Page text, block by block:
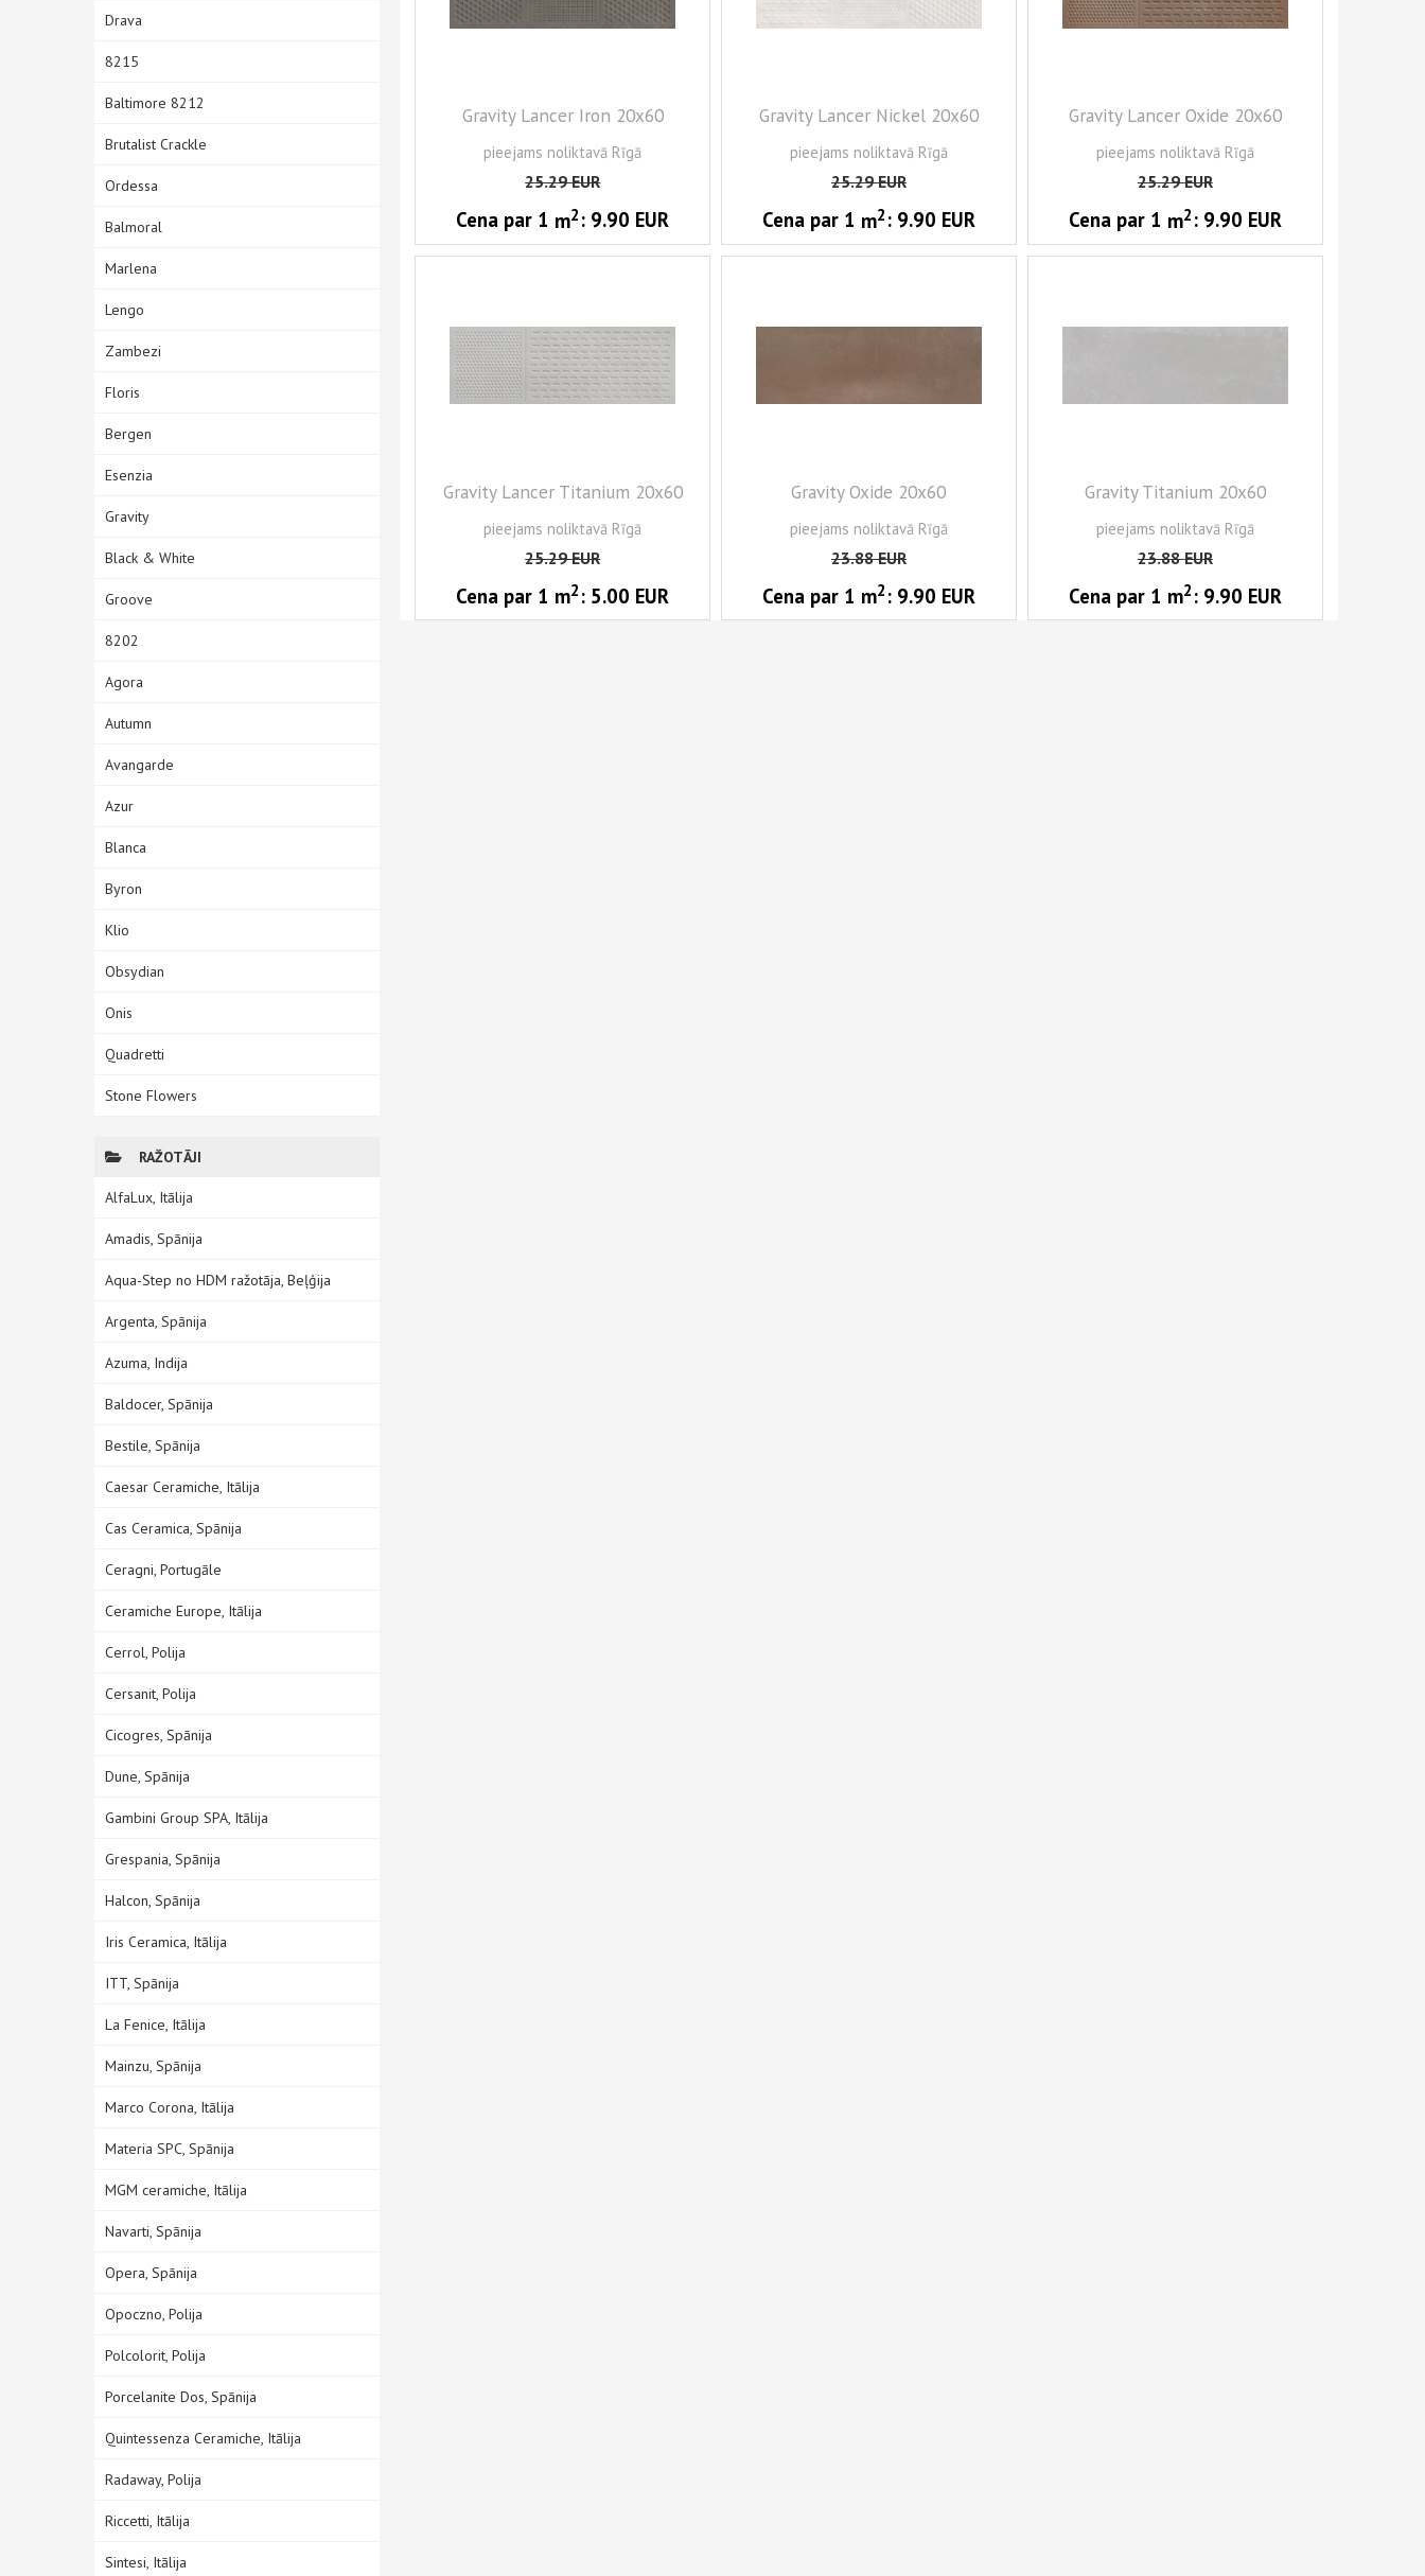
Drava
8215
Baltimore 8212
Brutalist Crackle
Ordessa
Balmoral
Marlena
Lengo
Zambezi
Floris
Bergen
Esenzia
Gravity
Black & White
Groove
8202
Agora
Autumn
Avangarde
Azur
Blanca
Byron
Klio
Obsydian
Onis
Quadretti
Stone Flowers
RAŽOTĀJI
AlfaLux, Itālija
Amadis, Spānija
Aqua-Step no HDM ražotāja, Beļģija
Argenta, Spānija
Azuma, Indija
Baldocer, Spānija
Bestile, Spānija
Caesar Ceramiche, Itālija
Cas Ceramica, Spānija
Ceragni, Portugāle
Ceramiche Europe, Itālija
Cerrol, Polija
Cersanit, Polija
Cicogres, Spānija
Dune, Spānija
Gambini Group SPA, Itālija
Grespania, Spānija
Halcon, Spānija
Iris Ceramica, Itālija
ITT, Spānija
La Fenice, Itālija
Mainzu, Spānija
Marco Corona, Itālija
Materia SPC, Spānija
MGM ceramiche, Itālija
Navarti, Spānija
Opera, Spānija
Opoczno, Polija
Polcolorit, Polija
Porcelanite Dos, Spānija
Quintessenza Ceramiche, Itālija
Radaway, Polija
Riccetti, Itālija
Sintesi, Itālija
Gravity Lancer Iron 20x60
pieejams noliktavā Rīgā
25.29EUR
Cena par 1 m2 : 9.90 EUR
Gravity Lancer Nickel 20x60
pieejams noliktavā Rīgā
25.29EUR
Cena par 1 m2 : 9.90 EUR
Gravity Lancer Oxide 20x60
pieejams noliktavā Rīgā
25.29EUR
Cena par 1 m2 : 9.90 EUR
Gravity Lancer Titanium 20x60
pieejams noliktavā Rīgā
25.29EUR
Cena par 1 m2 : 5.00 EUR
Gravity Oxide 20x60
pieejams noliktavā Rīgā
23.88EUR
Cena par 1 m2 : 9.90 EUR
Gravity Titanium 20x60
pieejams noliktavā Rīgā
23.88EUR
Cena par 1 m2 : 9.90 EUR